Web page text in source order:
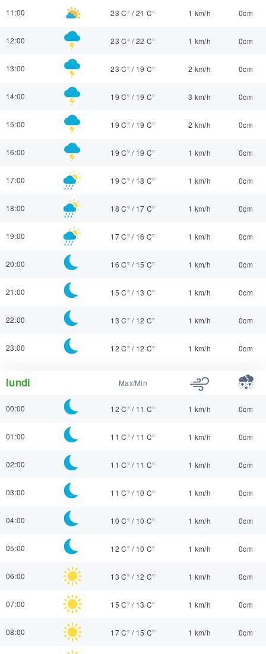
11:00 23 C° /21 C° 1 km/h 0cm
12:00 23 C° /22 C° 1 km/h 0cm
13:00 23 C° / 19 C° 2 km/h 0cm
14:00 19 C° / 19 C° 3 km/h 0cm
15:00 19 C° / 19 C° 2 km/h 0cm
16:00 19 C° / 19 C° 1 km/h 0cm
17:00 19 C° / 18 C° 1 km/h 0cm
18:00 18 C° / 17 C° 1 km/h 0cm
19:00 17 C° / 16 C° 1 km/h 0cm
20:00 16 C° / 15 C° 1 km/h 0cm
21:00 15 C° / 13 C° 1 km/h 0cm
22:00 13 C° / 12 C° 1 km/h 0cm
23:00 12 C° / 12 C° 1 km/h 0cm
lundi Max/Min
00:00 12 C° / 11 C° 1 km/h 0cm
01:00 11 C° / 11 C° 1 km/h 0cm
02:00 11 C° / 11 C° 1 km/h 0cm
03:00 11 C° / 10 C° 1 km/h 0cm
04:00 10 C° / 10 C° 1 km/h 0cm
05:00 12 C° / 10 C° 1 km/h 0cm
06:00 13 C° / 12 C° 1 km/h 0cm
07:00 15 C° / 13 C° 1 km/h 0cm
08:00 17 C° / 15 C° 1 km/h 0cm